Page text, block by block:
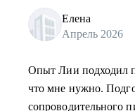
Елена
Апрель 2026
Опыт Лии подходил
что мне нужно.
сопроводительного